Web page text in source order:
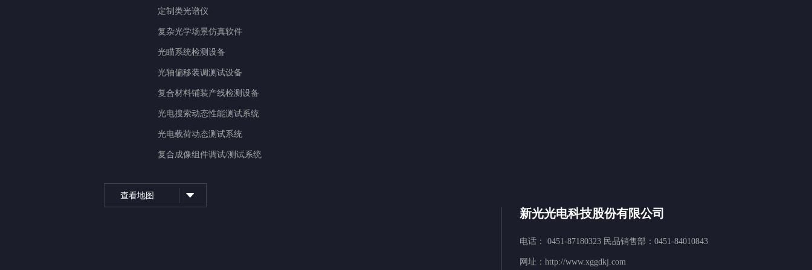
定制类光谱仪
复杂光学场景仿真软件
光瞄系统检测设备
光轴偏移装调测试设备
复合材料铺装产线检测设备
光电搜索动态性能测试系统
光电载荷动态测试系统
复合成像组件调试/测试系统
查看地图
新光光电科技股份有限公司
电话： 0451-87180323 民品销售部：0451-84010843
网址：http://www.xggdkj.com